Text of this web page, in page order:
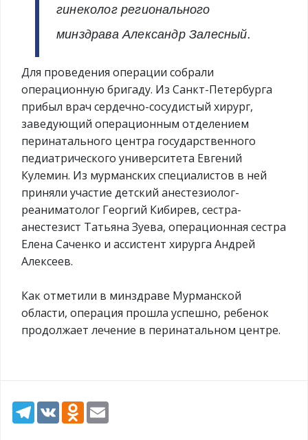
гинеколог регионального
минздрава Александр Залесный.
Для проведения операции собрали
операционную бригаду. Из Санкт-Петербурга
прибыл врач сердечно-сосудистый хирург,
заведующий операционным отделением
перинатального центра государственного
педиатрического университета Евгений
Кулемин. Из мурманских специалистов в ней
приняли участие детский анестезиолог-
реаниматолог Георгий Кибирев, сестра-
анестезист Татьяна Зуева, операционная сестра
Елена Саченко и ассистент хирурга Андрей
Алексеев.
Как отметили в минздраве Мурманской
области, операция прошла успешно, ребенок
продолжает лечение в перинатальном центре.
Telegram
VK Odnoklassniki